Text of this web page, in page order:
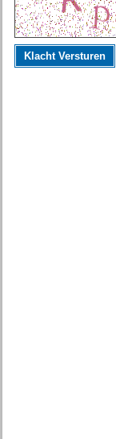
Klacht Versturen